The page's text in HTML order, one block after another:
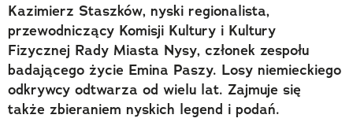
Kazimierz Staszków, nyski regionalista,
przewodniczący Komisji Kultury i Kultury
Fizycznej Rady Miasta Nysy, członek zespołu
badającego życie Emina Paszy. Losy niemieckiego
odkrywcy odtwarza od wielu lat. Zajmuje się
także zbieraniem nyskich legend i podań.